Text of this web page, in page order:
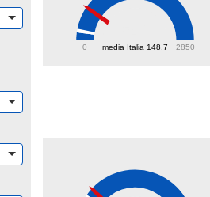
media Italia 148.7
0 2850